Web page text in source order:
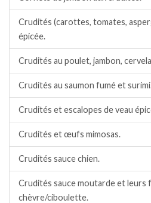
Crudités (carottes, tomates,
épicée.
Crudités au poulet, jambon,
Crudités au saumon fumé et
Crudités et escalopes de veau
Crudités et œufs mimosas.
Crudités sauce chien.
Crudités sauce moutarde et leurs
chèvre/ciboulette.